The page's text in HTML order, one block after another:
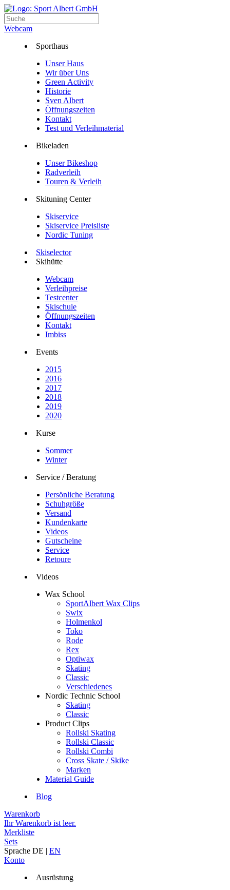
Webcam
Sporthaus
Unser Haus
Wir über Uns
Green Activity
Historie
Sven Albert
Öffnungszeiten
Kontakt
Test und Verleihmaterial
Bikeladen
Unser Bikeshop
Radverleih
Touren & Verleih
Skituning Center
Skiservice
Skiservice Preisliste
Nordic Tuning
Skiselector
Skihütte
Webcam
Verleihpreise
Testcenter
Skischule
Öffnungszeiten
Kontakt
Imbiss
Events
2015
2016
2017
2018
2019
2020
Kurse
Sommer
Winter
Service / Beratung
Persönliche Beratung
Schuhgröße
Versand
Kundenkarte
Videos
Gutscheine
Service
Retoure
Videos
Wax School
SportAlbert Wax Clips
Swix
Holmenkol
Toko
Rode
Rex
Optiwax
Skating
Classic
Verschiedenes
Nordic Technic School
Skating
Classic
Product Clips
Rollski Skating
Rollski Classic
Rollski Combi
Cross Skate / Skike
Marken
Material Guide
Blog
Warenkorb
Ihr Warenkorb ist leer.
Merkliste
Sets
Sprache DE | EN
Konto
Ausrüstung